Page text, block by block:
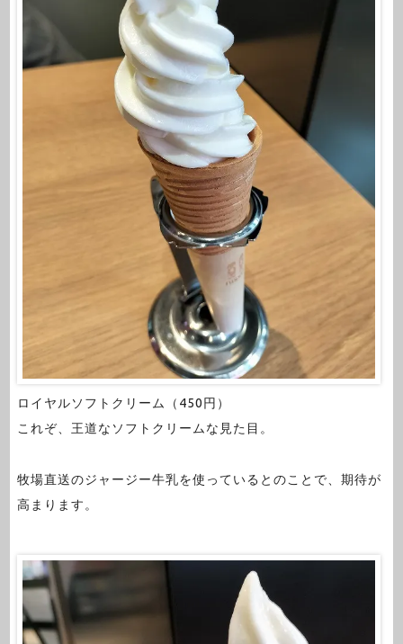
ロイヤルソフトクリーム（450円）
これぞ、王道なソフトクリームな見た目。
牧場直送のジャージー牛乳を使っているとのことで、期待が
高まります。